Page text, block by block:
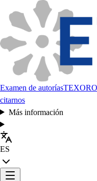
Examen de autoríasTEXORO
citarnos
Más información
ES